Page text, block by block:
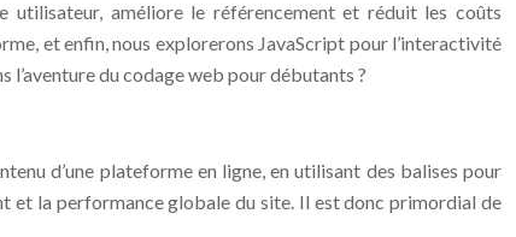
utilisateur, améliore le référencement et réduit les coûts
et enfin, nous explorerons JavaScript pour l’interactivité
l’aventure du codage web pour débutants ?
d’une plateforme en ligne, en utilisant des balises pour
et la performance globale du site. Il est donc primordial de